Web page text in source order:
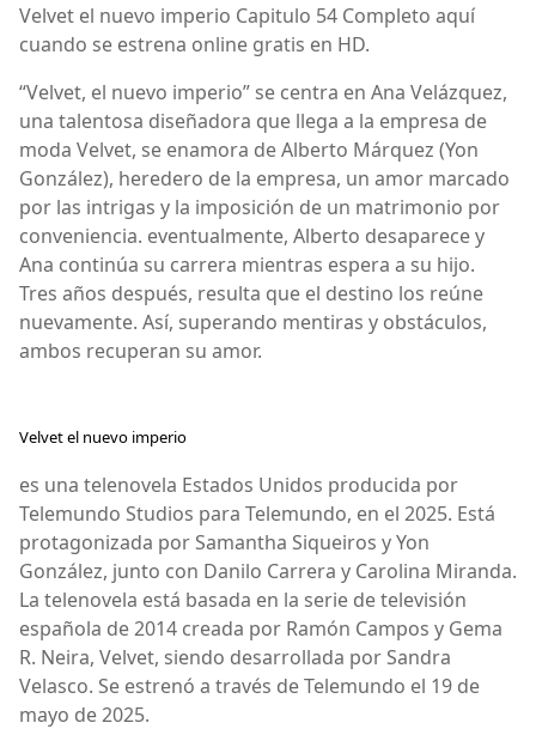
Velvet el nuevo imperio Capitulo 54 Completo aquí
cuando se estrena online gratis en HD.
“Velvet, el nuevo imperio” se centra en Ana Velázquez,
una talentosa diseñadora que llega a la empresa de
moda Velvet, se enamora de Alberto Márquez (Yon
González), heredero de la empresa, un amor marcado
por las intrigas y la imposición de un matrimonio por
conveniencia. eventualmente, Alberto desaparece y
Ana continúa su carrera mientras espera a su hijo.
Tres años después, resulta que el destino los reúne
nuevamente. Así, superando mentiras y obstáculos,
ambos recuperan su amor.
Velvet el nuevo imperio
es una telenovela Estados Unidos producida por
Telemundo Studios para Telemundo, en el 2025. Está
protagonizada por Samantha Siqueiros y Yon
González, junto con Danilo Carrera y Carolina Miranda.
La telenovela está basada en la serie de televisión
española de 2014 creada por Ramón Campos y Gema
R. Neira, Velvet, siendo desarrollada por Sandra
Velasco. Se estrenó a través de Telemundo el 19 de
mayo de 2025.